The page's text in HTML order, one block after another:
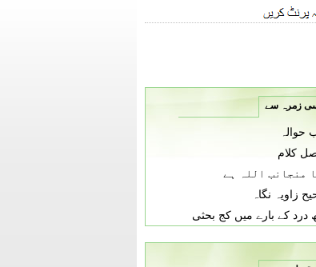
زمرہ سے
حوالہ
کلام
منجانب اللہ ہے
زاویہ نگاہ
درد کے بارے میں کج بحثی